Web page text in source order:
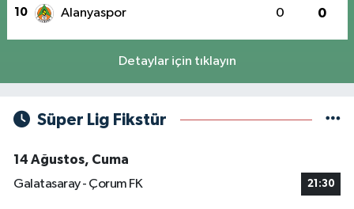
10 Alanyaspor 0 0
Detaylar için tıklayın
Süper Lig Fikstür
14 Ağustos, Cuma
Galatasaray - Çorum FK
21:30